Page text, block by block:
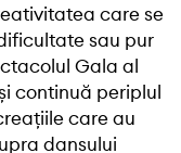
care se
sau pur
Gala al
continuă periplul
care au
dansului